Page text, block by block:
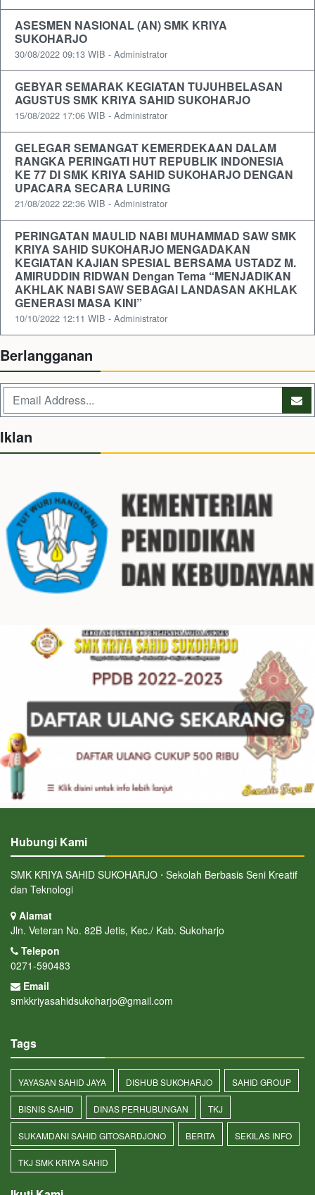
ASESMEN NASIONAL (AN) SMK KRIYA
SUKOHARJO
30/08/2022 09:13 WIB - Administrator
GEBYAR SEMARAK KEGIATAN TUJUHBELASAN
AGUSTUS SMK KRIYA SAHID SUKOHARJO
15/08/2022 17:06 WIB - Administrator
GELEGAR SEMANGAT KEMERDEKAAN DALAM
RANGKA PERINGATI HUT REPUBLIK INDONESIA
KE 77 DI SMK KRIYA SAHID SUKOHARJO DENGAN
UPACARA SECARA LURING
21/08/2022 22:36 WIB - Administrator
PERINGATAN MAULID NABI MUHAMMAD SAW SMK
KRIYA SAHID SUKOHARJO MENGADAKAN
KEGIATAN KAJIAN SPESIAL BERSAMA USTADZ M.
AMIRUDDIN RIDWAN Dengan Tema “MENJADIKAN
AKHLAK NABI SAW SEBAGAI LANDASAN AKHLAK
GENERASI MASA KINI”
10/10/2022 12:11 WIB - Administrator
Berlangganan
Iklan
Hubungi Kami
SMK KRIYA SAHID SUKOHARJO ⋅ Sekolah Berbasis Seni Kreatif
dan Teknologi
Alamat
Jln. Veteran No. 82B Jetis, Kec./ Kab. Sukoharjo
Telepon
0271-590483
Email
smkkriyasahidsukoharjo@gmail.com
Tags
YAYASAN SAHID JAYA DISHUB SUKOHARJO SAHID GROUP
BISNIS SAHID DINAS PERHUBUNGAN TKJ
SUKAMDANI SAHID GITOSARDJONO BERITA SEKILAS INFO
TKJ SMK KRIYA SAHID